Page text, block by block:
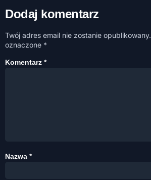
Dodaj komentarz
Twój adres email nie zostanie opublikowany.
oznaczone *
Komentarz *
Nazwa *